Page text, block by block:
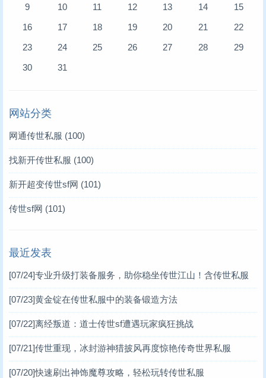
9
10 11 12 13 14
15
16
17 18 19 20 21
22
23
24 25 26 27 28
29
30
31
网站分类
网通传世私服 (100)
找新开传世私服 (100)
新开超变传世sf网 (101)
传世sf网 (101)
最近发表
[07/24]专业升级打装备服务，助你稳坐传世江山！含传世私服
[07/23]黄金锭在传世私服中的装备锻造方法
[07/22]离经叛道：道士传世sf遭遇玩家疯狂挑战
[07/21]传世重现，冰封游神猎披风再度惊艳传奇世界私服
[07/20]快速刷出神饰魔尊攻略，轻松玩转传世私服